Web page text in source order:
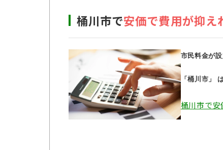
桶川市で安価で費用が抑え
市民料金が
「桶川市」
桶川市で安